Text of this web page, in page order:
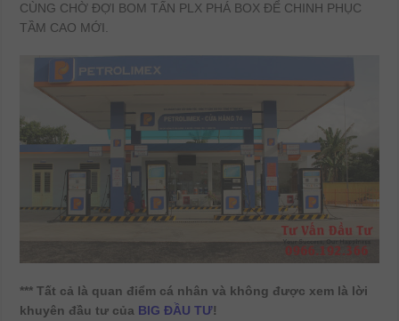
CÙNG CHỜ ĐỢI BOM TẤN PLX PHÁ BOX ĐỂ CHINH PHỤC
TẦM CAO MỚI.
*** Tất cả là quan điểm cá nhân và không được xem là lời
khuyên đầu tư của BIG ĐẦU TƯ!